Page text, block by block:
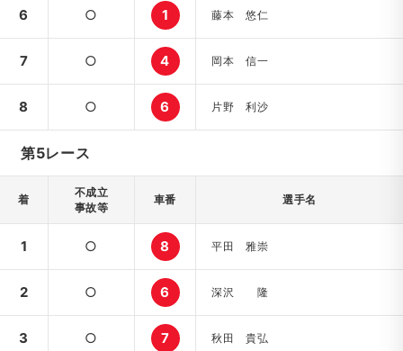
6 ○ 1 藤本 悠仁
7 ○ 4 岡本 信一
8 ○ 6 片野 利沙
第5レース
着
不成立
事故等
車番 選手名
1 ○ 8 平田 雅崇
2 ○ 6 深沢 隆
3 ○ 7 秋田 貴弘